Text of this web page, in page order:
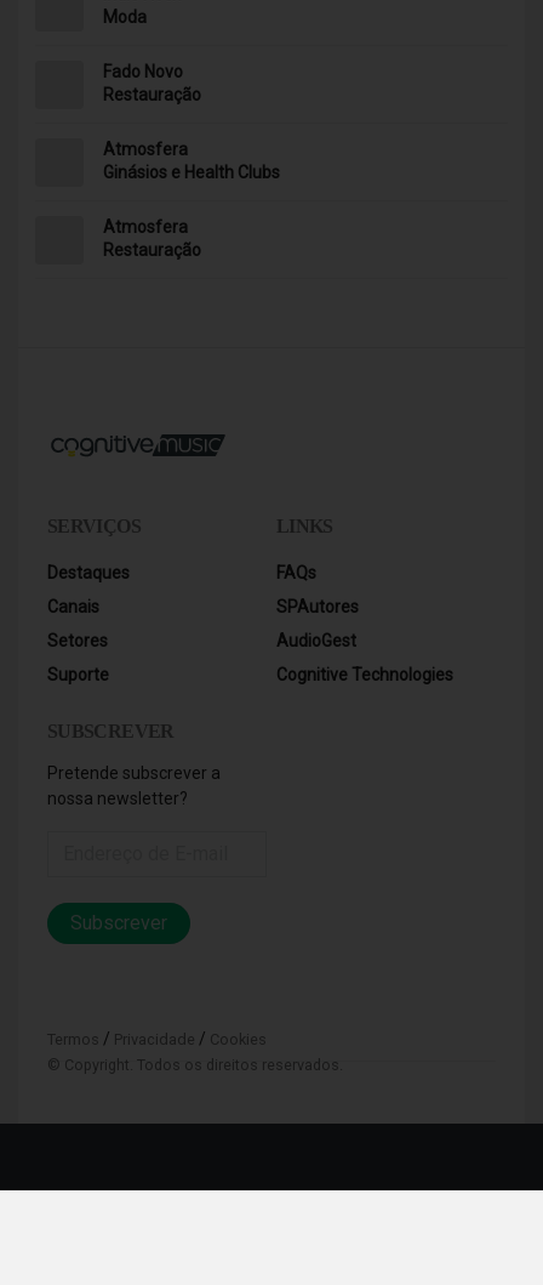
Moda
Fado Novo
Restauração
Atmosfera
Ginásios e Health Clubs
Atmosfera
Restauração
SERVIÇOS
Destaques
Canais
Setores
Suporte
LINKS
FAQs
SPAutores
AudioGest
Cognitive Technologies
SUBSCREVER
Pretende subscrever a
nossa newsletter?
Subscrever
Termos / Privacidade / Cookies
© Copyright. Todos os direitos reservados.